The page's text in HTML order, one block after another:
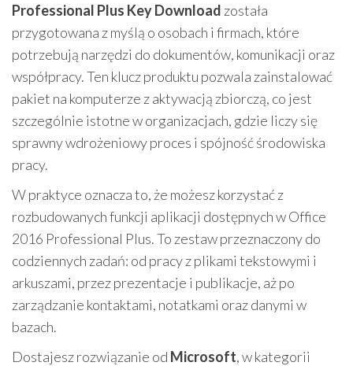
Professional Plus Key Download została
przygotowana z myślą o osobach i firmach, które
potrzebują narzędzi do dokumentów, komunikacji oraz
współpracy. Ten klucz produktu pozwala zainstalować
pakiet na komputerze z aktywacją zbiorczą, co jest
szczególnie istotne w organizacjach, gdzie liczy się
sprawny wdrożeniowy proces i spójność środowiska
pracy.
W praktyce oznacza to, że możesz korzystać z
rozbudowanych funkcji aplikacji dostępnych w Office
2016 Professional Plus. To zestaw przeznaczony do
codziennych zadań: od pracy z plikami tekstowymi i
arkuszami, przez prezentacje i publikacje, aż po
zarządzanie kontaktami, notatkami oraz danymi w
bazach.
Dostajesz rozwiązanie od Microsoft, w kategorii